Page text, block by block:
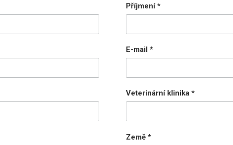
Příjmení
E-mail
Veterinární klinika
Země